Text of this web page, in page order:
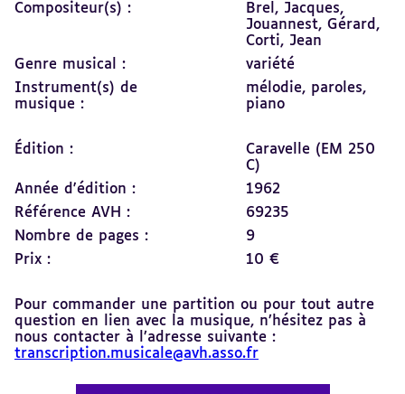
Compositeur(s) :
Brel, Jacques,
Jouannest, Gérard,
Corti, Jean
Genre musical :
variété
Instrument(s) de
musique :
mélodie, paroles,
piano
Édition :
Caravelle (EM 250
C)
Année d'édition :
1962
Référence AVH :
69235
Nombre de pages :
9
Prix :
10 €
Pour commander une partition ou pour tout autre
question en lien avec la musique, n’hésitez pas à
nous contacter à l’adresse suivante :
transcription.musicale@avh.asso.fr